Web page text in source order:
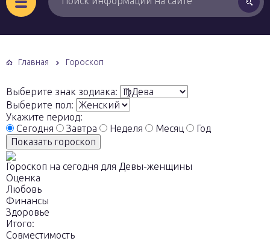
Главная Гороскоп
Выберите знак зодиака:
Выберите пол:
Укажите период:
Сегодня
Завтра Неделя Месяц
Год
Показать гороскоп
Гороскоп на сегодня для Девы-женщины
Оценка
Любовь
Финансы
Здоровье
Итого:
Совместимость